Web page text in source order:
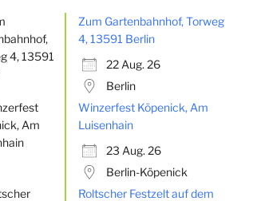
Zum Gartenbahnhof, Torweg
4, 13591 Berlin
22 Aug. 26
Berlin
Winzerfest Köpenick, Am
Luisenhain
23 Aug. 26
Berlin-Köpenick
Roltscher Festzelt auf dem